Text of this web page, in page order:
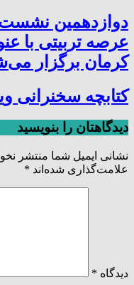
دوازدهمین
عرصه تربیتی با
کرمان برگزار
کتابچه سخنرانی
دیدگاهتان را بنویسید
نشانی ایمیل شما منتشر
علامت‌گذاری شده‌اند *
دیدگاه *